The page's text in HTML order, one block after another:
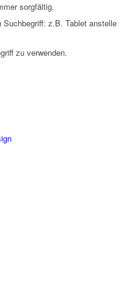
sorgfältig.
z.B. Tablet anstelle
zu verwenden.